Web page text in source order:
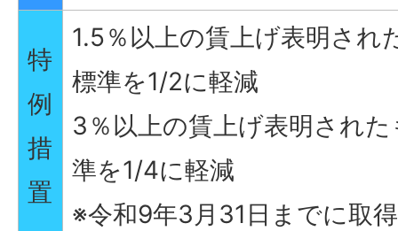
特
例
措
置
1.5％以上の賃上げ表明され
標準を1/2に軽減
3％以上の賃上げ表明され
準を1/4に軽減
※令和9年3月31日までに取